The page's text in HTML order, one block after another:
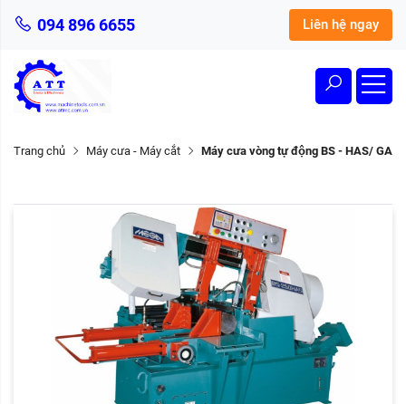
094 896 6655 Liên hệ ngay
Trang chủ Máy cưa - Máy cắt Máy cưa vòng tự động BS - HAS/ GA